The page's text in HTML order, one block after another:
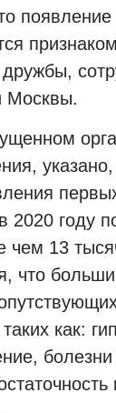
появление
признаком
дружбы,
Москвы.
2020 году
чем 13
что
как: